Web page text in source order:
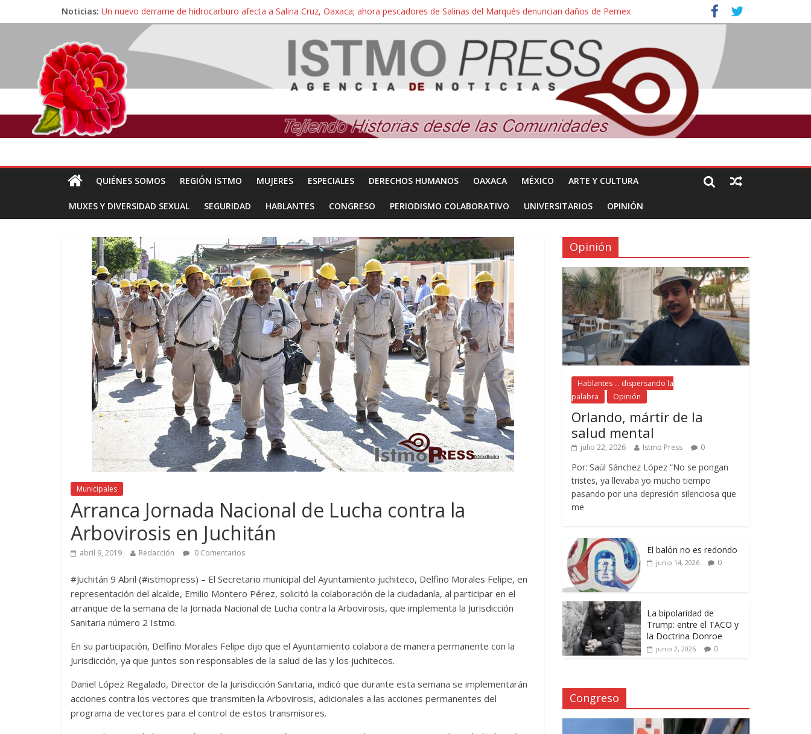
Noticias: Un nuevo derrame de hidrocarburo afecta a Salina Cruz, Oaxaca; ahora pescadores de Salinas del Marqués denuncian daños de Pemex
Ángel, el joven autista expulsado por la Universidad Bienestar de Ixtepec, Oaxaca vuelve a las aulas tras amparo
Familiares de periodista Alejandro Leyva se reúnen con titular de la SEGOB y exigen detener a los autores materiales e intelectuales de su asesinato
Alertan pescadores de Juchitán, Oaxaca de nuevo despojo de su territorio para construir un parque eólico
Pescadores y comuneros ikoots detienen la extracción ilegal de material pétreo de gravera Oyamel
QUIÉNES SOMOS REGIÓN ISTMO MUJERES ESPECIALES DERECHOS HUMANOS OAXACA MÉXICO ARTE Y CULTURA
MUXES Y DIVERSIDAD SEXUAL SEGURIDAD HABLANTES CONGRESO PERIODISMO COLABORATIVO UNIVERSITARIOS OPINIÓN
Municipales
Arranca Jornada Nacional de Lucha contra la
Arbovirosis en Juchitán
abril 9, 2019 Redacción 0 Comentarios
#Juchitán 9 Abril (#istmopress) – El Secretario municipal del Ayuntamiento juchiteco, Delfino Morales Felipe, en
representación del alcalde, Emilio Montero Pérez, solicitó la colaboración de la ciudadanía, al participar en el
arranque de la semana de la Jornada Nacional de Lucha contra la Arbovirosis, que implementa la Jurisdicción
Sanitaria número 2 Istmo.
En su participación, Delfino Morales Felipe dijo que el Ayuntamiento colabora de manera permanente con la
Jurisdicción, ya que juntos son responsables de la salud de las y los juchitecos.
Daniel López Regalado, Director de la Jurisdicción Sanitaria, indicó que durante esta semana se implementarán
acciones contra los vectores que transmiten la Arbovirosis, adicionales a las acciones permanentes del
programa de vectores para el control de estos transmisores.
Opinión
Hablantes ... dispersando la
palabra
Opinión
Orlando, mártir de la
salud mental
julio 22, 2026 Istmo Press 0
Por: Saúl Sánchez López “No se pongan
tristes, ya llevaba yo mucho tiempo
pasando por una depresión silenciosa que
me
El balón no es redondo
junio 14, 2026 0
La bipolaridad de
Trump: entre el TACO y
la Doctrina Donroe
junio 2, 2026 0
Congreso